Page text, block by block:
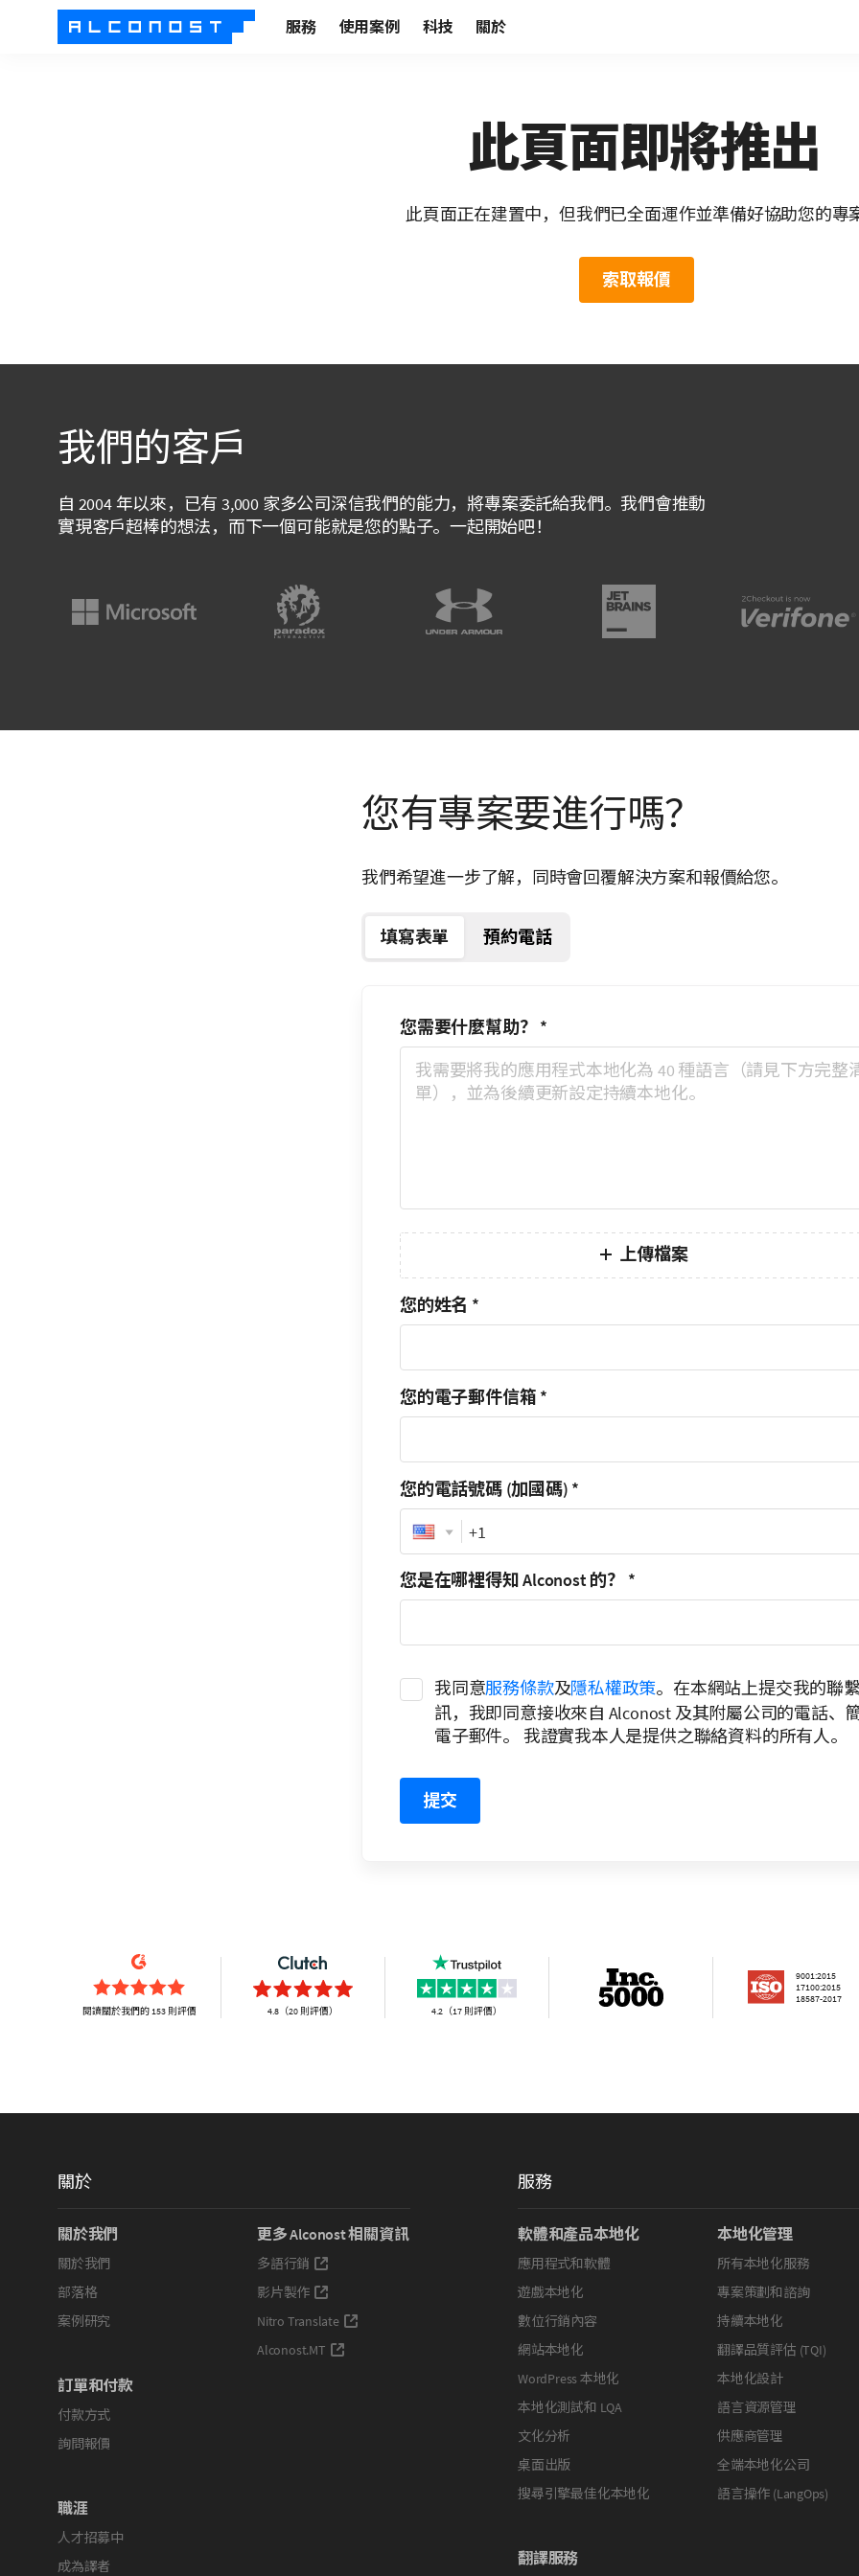
服務 使用案例 科技 關於
此頁面即將推出
此頁面正在建置中，但我們已全面運作並準備好協助您的專
索取報價
我們的客戶
自 2004 年以來，已有 3,000 家多公司深信我們的能力，將專案委託給我們。我們會推動
實現客戶超棒的想法，而下一個可能就是您的點子。一起開始吧！
您有專案要進行嗎？
我們希望進一步了解，同時會回覆解決方案和報價給您。
填寫表單 預約電話
您需要什麼幫助？ *
上傳檔案
您的姓名 *
您的電子郵件信箱 *
您的電話號碼 (加國碼) *
Phone
您是在哪裡得知 Alconost 的？ *
我同意服務條款及隱私權政策。在本網站上提交我的聯
訊，我即同意接收來自 Alconost 及其附屬公司的電話、
電子郵件。 我證實我本人是提供之聯絡資料的所有人。
提交
閱讀關於我們的 153 則評價 4.8（20 則評價） 4.2（17 則評價）
9001:2015
17100:2015
18587-2017
關於
關於我們
關於我們
部落格
案例研究
訂單和付款
付款方式
詢問報價
職涯
人才招募中
成為譯者
更多 Alconost 相關資訊
多語行銷
影片製作
Nitro Translate
Alconost.MT
服務
軟體和產品本地化
應用程式和軟體
遊戲本地化
數位行銷內容
網站本地化
WordPress 本地化
本地化測試和 LQA
文化分析
桌面出版
搜尋引擎最佳化本地化
翻譯服務
本地化管理
所有本地化服務
專案策劃和諮詢
持續本地化
翻譯品質評估 (TQI)
本地化設計
語言資源管理
供應商管理
全端本地化公司
語言操作 (LangOps)